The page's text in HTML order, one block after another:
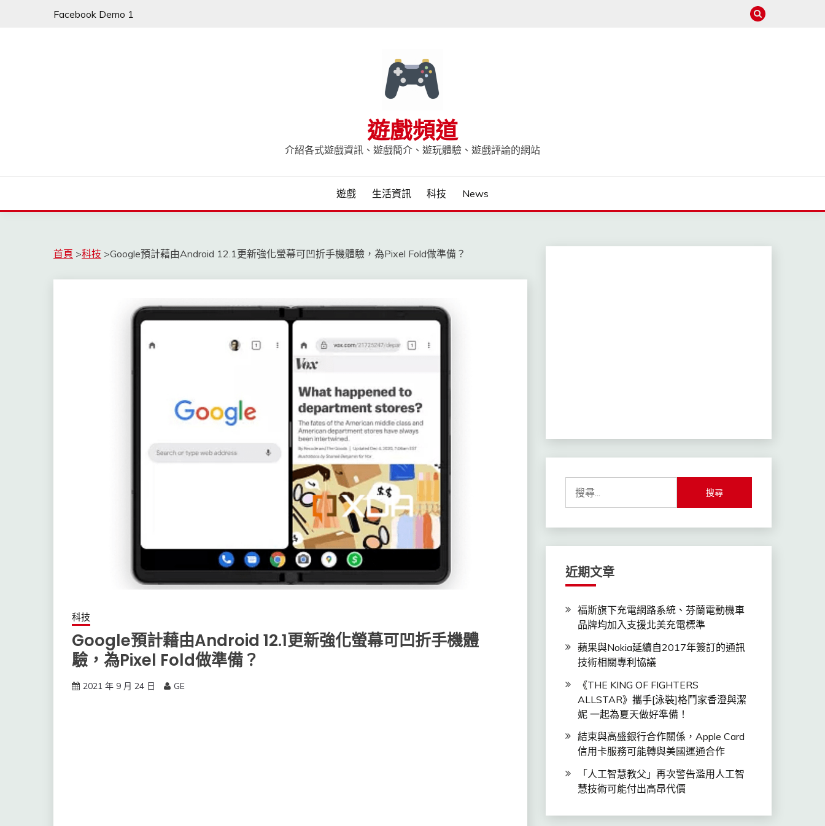
Facebook Demo 1
遊戲頻道
介紹各式遊戲資訊、遊戲簡介、遊玩體驗、遊戲評論的網站
遊戲 生活資訊 科技 News
首頁 >科技 >Google預計藉由Android 12.1更新強化螢幕可凹折手機體驗，為Pixel Fold做準備？
科技
Google預計藉由Android 12.1更新強化螢幕可凹折手機體
驗，為Pixel Fold做準備？
2021 年 9 月 24 日 GE
鍵
字:
近期文章
福斯旗下充電網路系統、芬蘭電動機車
品牌均加入支援北美充電標準
蘋果與Nokia延續自2017年簽訂的通訊
技術相關專利協議
《THE KING OF FIGHTERS
ALLSTAR》攜手[泳裝]格鬥家香澄與潔
妮 一起為夏天做好準備！
結束與高盛銀行合作關係，Apple Card
信用卡服務可能轉與美國運通合作
「人工智慧教父」再次警告濫用人工智
慧技術可能付出高昂代價